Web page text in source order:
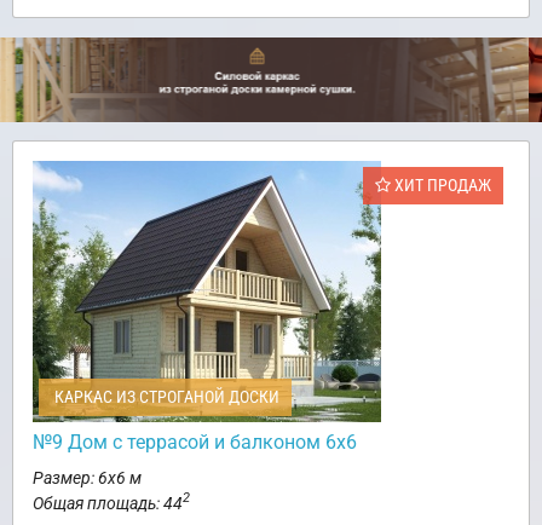
ХИТ ПРОДАЖ
КАРКАС ИЗ СТРОГАНОЙ ДОСКИ
№9 Дом с террасой и балконом 6х6
Размер: 6х6 м
Общая площадь: 442